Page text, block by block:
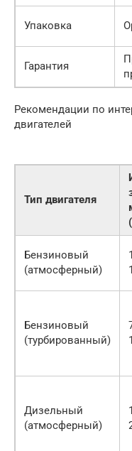
Упаковка
Гарантия
Рекомендации по
двигателей
Тип двигателя
Бензиновый
(атмосферный)
Бензиновый
(турбированный)
Дизельный
(атмосферный)